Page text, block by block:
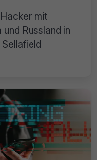
mit
und Russland in